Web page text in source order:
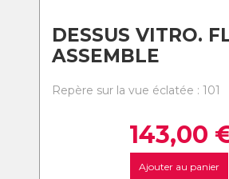
DESSUS VITRO.
ASSEMBLE
Repère sur la vue éclatée : 101
143,00
Ajouter au panier